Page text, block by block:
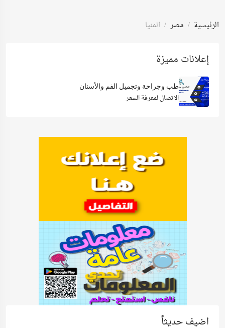
الرئيسية مصر المنيا
إعلانات مميزة
طب وجراحة وتجميل الفم والأسنان
الاتصال لمعرفة السعر
اضيف حديثاً